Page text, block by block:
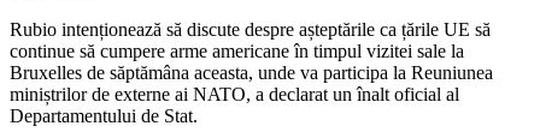
Rubio intenționează să discute despre așteptările ca țările UE să
continue să cumpere arme americane în timpul vizitei sale la
Bruxelles de săptămâna aceasta, unde va participa la Reuniunea
miniștrilor de externe ai NATO, a declarat un înalt oficial al
Departamentului de Stat.